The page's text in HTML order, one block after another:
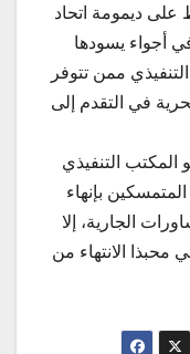
ديمومة اتحاد
أجواء يسودها
ممن تتوفر
في التقدم إلى
التنفيذي
بإنهاء
الجارية، إلا
محبذا الانتهاء من